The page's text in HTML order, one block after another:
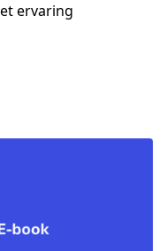
ervaring